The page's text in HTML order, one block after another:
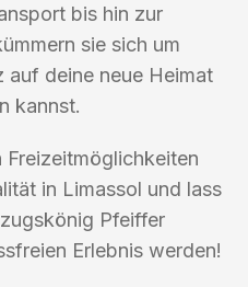
bis hin zur
sie sich um
auf deine neue Heimat
kannst.
in Limassol und lass
Pfeiffer
Erlebnis werden!